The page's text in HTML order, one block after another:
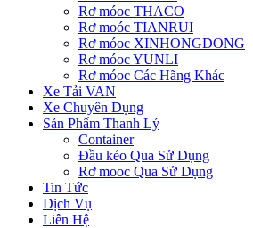
Rơ móoc THACO
Rơ moóc TIANRUI
Rơ móoc XINHONGDONG
Rơ móoc YUNLI
Rơ móoc Các Hãng Khác
Xe Tải VAN
Xe Chuyên Dụng
Sản Phẩm Thanh Lý
Container
Đầu kéo Qua Sử Dụng
Rơ mooc Qua Sử Dụng
Tin Tức
Dịch Vụ
Liên Hệ